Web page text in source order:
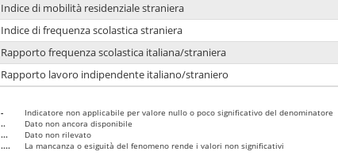
Indice di mobilità residenziale straniera
Indice di frequenza scolastica straniera
Rapporto frequenza scolastica italiana/straniera
Rapporto lavoro indipendente italiano/straniero
-
Indicatore non applicabile per valore nullo o poco significativo del denominatore
..
Dato non ancora disponibile
...
Dato non rilevato
....
La mancanza o esiguità del fenomeno rende i valori non significativi